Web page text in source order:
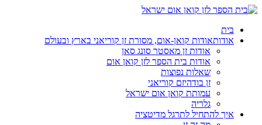
בית
אודותאודות קואן-אום, מסורת זן קוריאני בארץ ובעולם
אודות זן מאסטר סונג סאן
אודות בית הספר לזן קואן אום
שאלות נפוצות
זן בודהיזם קוריאני
עמותת קואן אום ישראל
גלריה
איך להתחיל לתרגל מדיטציה